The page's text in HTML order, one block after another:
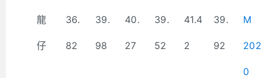
龍
仔
36.
82
39.
98
40.
27
39.
52
41.4
2
39.
92
M
202
0